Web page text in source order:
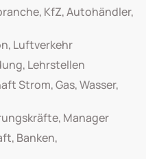
KfZ, Autohändler,
Luftverkehr
Lehrstellen
Strom, Gas, Wasser,
Manager
Banken,